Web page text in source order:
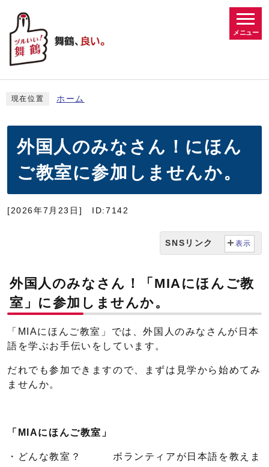
メニュー
現在位置 ホーム
外国人のみなさん！にほん
ご教室に参加しませんか。
[2026年7月23日] ID:7142
SNSリンク 表示
外国人のみなさん！「MIAにほんご教
室」に参加しませんか。
「MIAにほんご教室」では、外国人のみなさんが日本
語を学ぶお手伝いをしています。
だれでも参加できますので、まずは見学から始めてみ
ませんか。
「MIAにほんご教室」
・どんな教室？ ボランティアが日本語を教えま